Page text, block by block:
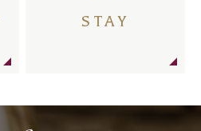
STAY